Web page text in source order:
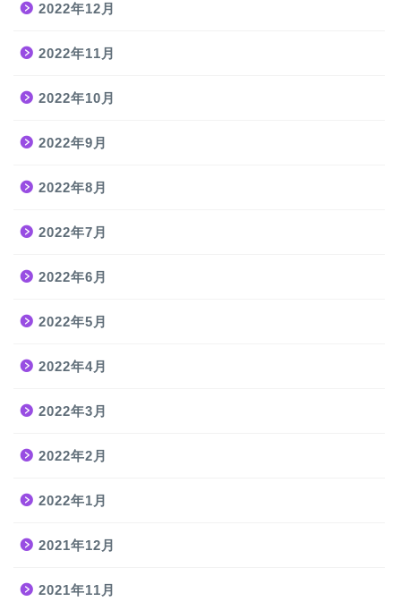
2022年12月
2022年11月
2022年10月
2022年9月
2022年8月
2022年7月
2022年6月
2022年5月
2022年4月
2022年3月
2022年2月
2022年1月
2021年12月
2021年11月